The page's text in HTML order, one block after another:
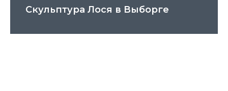
Скульптура Лося в Выборге